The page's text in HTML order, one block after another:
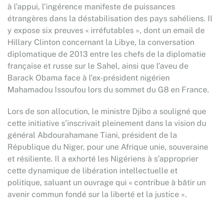
à l’appui, l’ingérence manifeste de puissances
étrangères dans la déstabilisation des pays sahéliens. Il
y expose six preuves « irréfutables », dont un email de
Hillary Clinton concernant la Libye, la conversation
diplomatique de 2013 entre les chefs de la diplomatie
française et russe sur le Sahel, ainsi que l’aveu de
Barack Obama face à l’ex-président nigérien
Mahamadou Issoufou lors du sommet du G8 en France.
Lors de son allocution, le ministre Djibo a souligné que
cette initiative s’inscrivait pleinement dans la vision du
général Abdourahamane Tiani, président de la
République du Niger, pour une Afrique unie, souveraine
et résiliente. Il a exhorté les Nigériens à s’approprier
cette dynamique de libération intellectuelle et
politique, saluant un ouvrage qui « contribue à bâtir un
avenir commun fondé sur la liberté et la justice ».